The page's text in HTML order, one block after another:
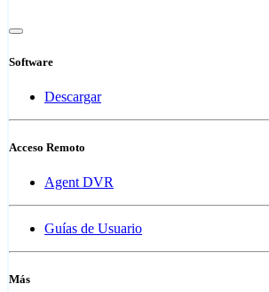
Software
Descargar
Acceso Remoto
Agent DVR
Guías de Usuario
Más